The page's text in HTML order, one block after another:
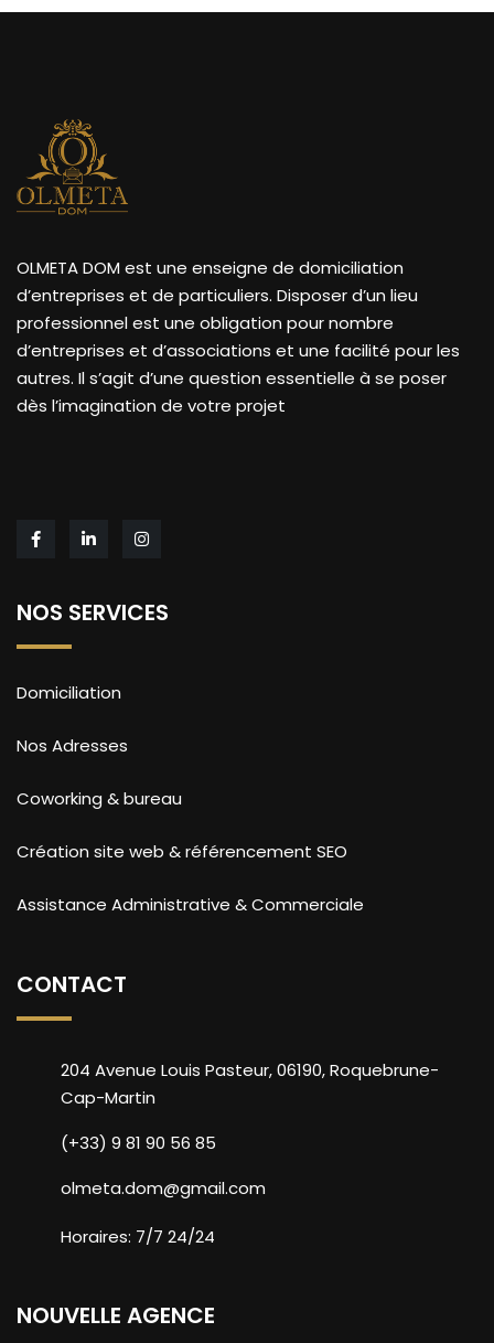
OLMETA DOM est une enseigne de domiciliation
d’entreprises et de particuliers. Disposer d’un lieu
professionnel est une obligation pour nombre
d’entreprises et d’associations et une facilité pour les
autres. Il s’agit d’une question essentielle à se poser
dès l’imagination de votre projet
NOS SERVICES
Domiciliation
Nos Adresses
Coworking & bureau
Création site web & référencement SEO
Assistance Administrative & Commerciale
CONTACT
204 Avenue Louis Pasteur, 06190, Roquebrune-
Cap-Martin
(+33) 9 81 90 56 85
olmeta.dom@gmail.com
Horaires: 7/7 24/24
NOUVELLE AGENCE